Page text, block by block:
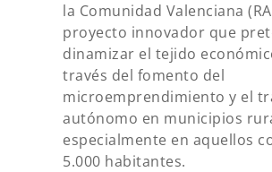
la Comunidad Valenciana
proyecto innovador que
dinamizar el tejido
través del fomento del
microemprendimiento y el
autónomo en municipios
especialmente en aquellos
5.000 habitantes.